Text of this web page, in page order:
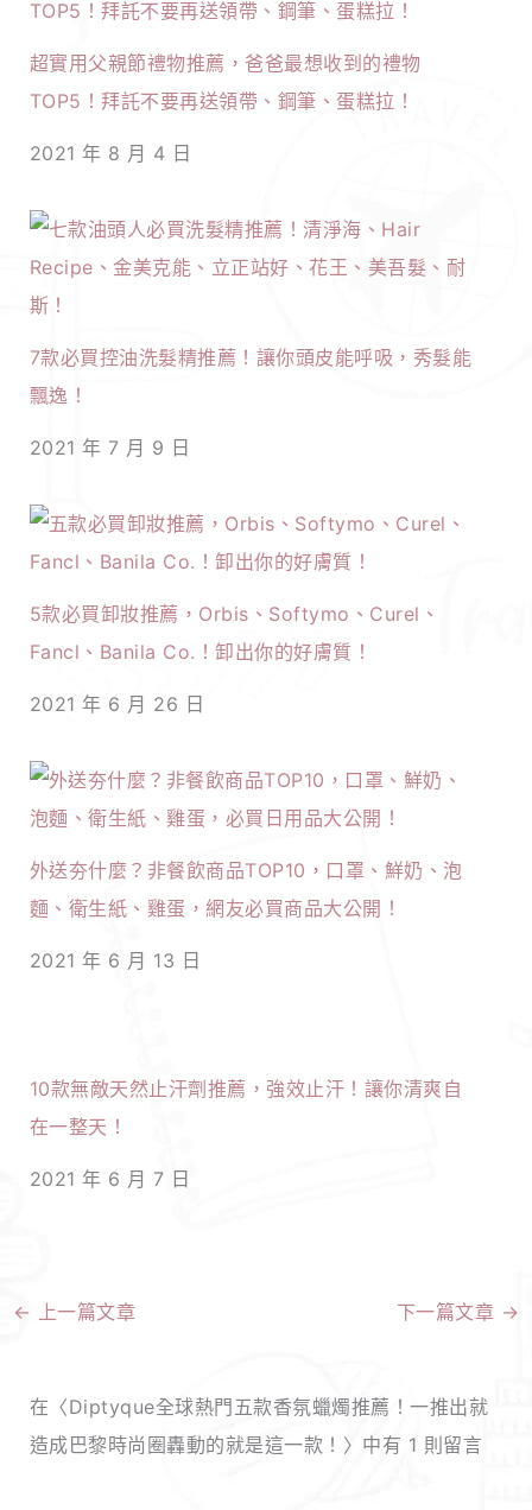
超實用父親節禮物推薦，爸爸最想收到的禮物
TOP5！拜託不要再送領帶、鋼筆、蛋糕拉！
2021 年 8 月 4 日
7款必買控油洗髮精推薦！讓你頭皮能呼吸，秀髮能
飄逸！
2021 年 7 月 9 日
5款必買卸妝推薦，Orbis、Softymo、Curel、
Fancl、Banila Co.！卸出你的好膚質！
2021 年 6 月 26 日
外送夯什麼？非餐飲商品TOP10，口罩、鮮奶、泡
麵、衛生紙、雞蛋，網友必買商品大公開！
2021 年 6 月 13 日
10款無敵天然止汗劑推薦，強效止汗！讓你清爽自
在一整天！
2021 年 6 月 7 日
← 上一篇文章 下一篇文章 →
在〈Diptyque全球熱門五款香氛蠟燭推薦！一推出就
造成巴黎時尚圈轟動的就是這一款！〉中有 1 則留言